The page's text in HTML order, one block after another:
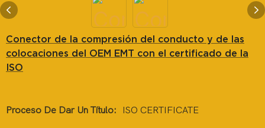
Conector de la compresión del conducto y de las
colocaciones del OEM EMT con el certificado de la
ISO
Proceso De Dar Un Título: ISO CERTIFICATE